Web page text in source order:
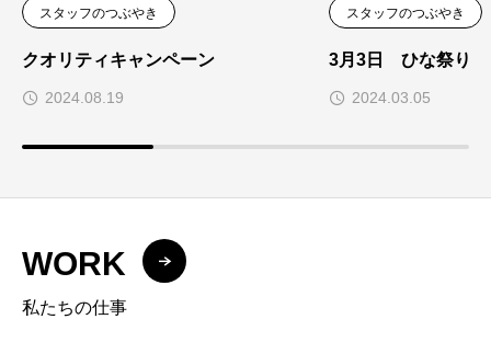
スタッフのつぶやき
クオリティキャンペーン
2024.08.19
スタッフのつぶやき
3月3日 ひな祭り
2024.03.05
WORK
私たちの仕事